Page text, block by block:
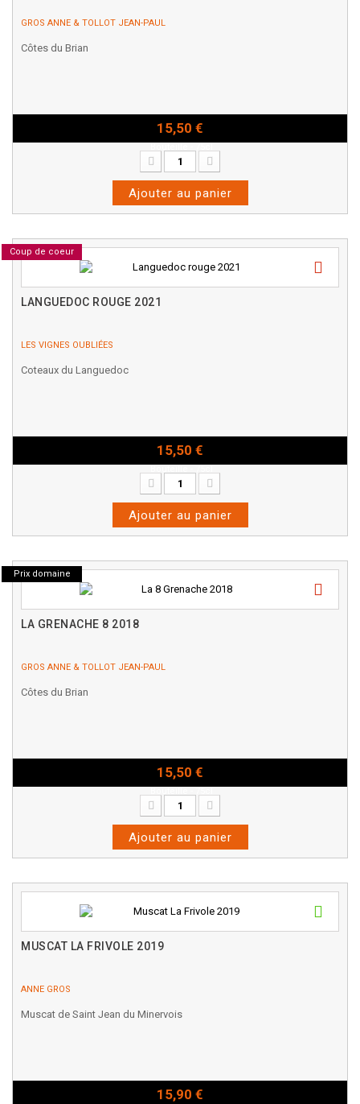
GROS ANNE & TOLLOT JEAN-PAUL
Côtes du Brian
15,50 €
Ajouter au panier
Coup de coeur
LANGUEDOC ROUGE 2021
LES VIGNES OUBLIÉES
Coteaux du Languedoc
15,50 €
Ajouter au panier
Prix domaine
LA GRENACHE 8 2018
GROS ANNE & TOLLOT JEAN-PAUL
Côtes du Brian
15,50 €
Ajouter au panier
MUSCAT LA FRIVOLE 2019
ANNE GROS
Muscat de Saint Jean du Minervois
15,90 €